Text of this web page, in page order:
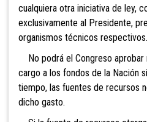
cualquiera otra iniciativa de ley,
exclusivamente al Presidente,
organismos técnicos respectivos.
No podrá el Congreso aprobar
cargo a los fondos de la Nación
tiempo, las fuentes de recursos
dicho gasto.